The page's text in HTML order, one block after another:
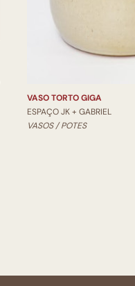
VASO TORTO GIGA
ESPAÇO JK + GABRIEL
VASOS / POTES